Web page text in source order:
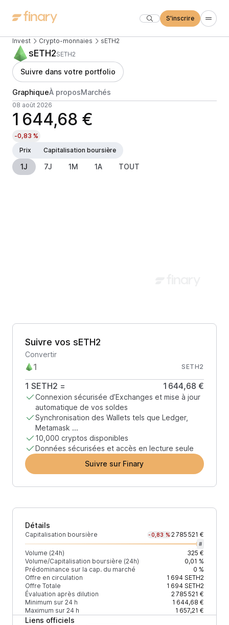
S'inscrire
Invest Crypto-monnaies sETH2
sETH2SETH2
Suivre dans votre portfolio
GraphiqueÀ proposMarchés
08 août 2026
1 644,68 €
-0,83 %
Prix
Capitalisation boursière
1J 7J 1M 1A TOUT
Suivre vos sETH2
Convertir
SETH2
1 SETH2 = 1 644,68 €
Connexion sécurisée d’Exchanges et mise à jour
automatique de vos soldes
Synchronisation des Wallets tels que Ledger,
Metamask ...
10,000 cryptos disponibles
Données sécurisées et accès en lecture seule
Suivre sur Finary
Détails
Capitalisation boursière -0,83 % 2 785 521 €
#
Volume (24h)
325 €
Volume/Capitalisation boursière (24h)
0,01 %
Prédominance sur la cap. du marché
0 %
Offre en circulation
1 694SETH2
Offre Totale
1 694SETH2
Évaluation après dilution
2 785 521 €
Minimum sur 24 h
1 644,68 €
Maximum sur 24 h
1 657,21 €
Liens officiels